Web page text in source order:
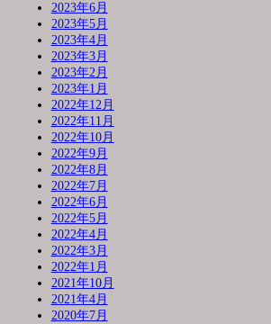
2023年6月
2023年5月
2023年4月
2023年3月
2023年2月
2023年1月
2022年12月
2022年11月
2022年10月
2022年9月
2022年8月
2022年7月
2022年6月
2022年5月
2022年4月
2022年3月
2022年1月
2021年10月
2021年4月
2020年7月